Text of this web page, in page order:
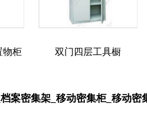
物柜 双门四层工具橱
案密集架_移动密集柜_移动密